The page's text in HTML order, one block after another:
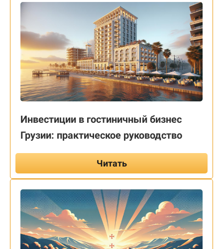
Инвестиции в гостиничный бизнес
Грузии: практическое руководство
Читать